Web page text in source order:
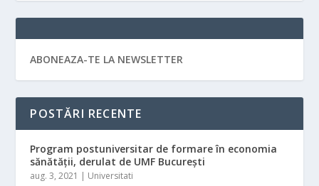
ABONEAZA-TE LA NEWSLETTER
POSTĂRI RECENTE
Program postuniversitar de formare în economia
sănătății, derulat de UMF București
aug. 3, 2021 | Universitati